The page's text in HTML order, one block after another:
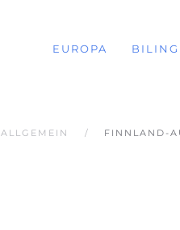
EUROPA
ALLGEMEIN FINNLAND-